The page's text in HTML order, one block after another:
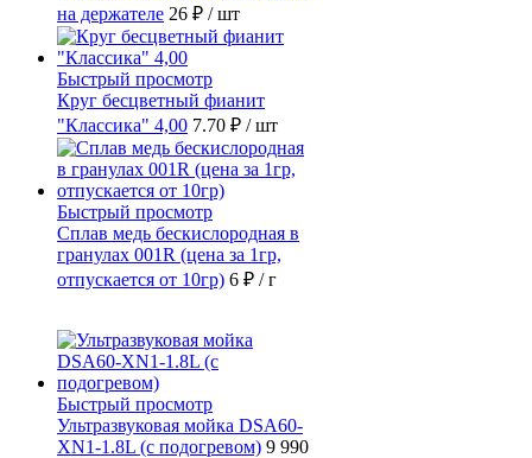
на держателе 26 ₽ / шт
Быстрый просмотр
Круг бесцветный фианит
"Классика" 4,00 7.70 ₽ / шт
Быстрый просмотр
Сплав медь бескислородная в
гранулах 001R (цена за 1гр,
отпускается от 10гр) 6 ₽ / г
Быстрый просмотр
Ультразвуковая мойка DSA60-
ХN1-1.8L (с подогревом) 9 990